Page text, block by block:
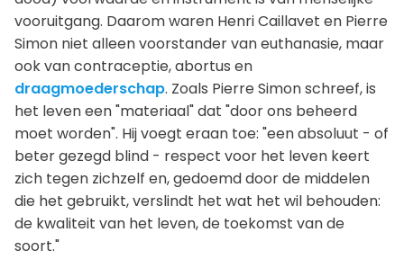
vooruitgang. Daarom waren Henri Caillavet en Pierre
Simon niet alleen voorstander van euthanasie, maar
ook van contraceptie, abortus en
draagmoederschap. Zoals Pierre Simon schreef, is
het leven een "materiaal" dat "door ons beheerd
moet worden". Hij voegt eraan toe: "een absoluut - of
beter gezegd blind - respect voor het leven keert
zich tegen zichzelf en, gedoemd door de middelen
die het gebruikt, verslindt het wat het wil behouden:
de kwaliteit van het leven, de toekomst van de
soort."